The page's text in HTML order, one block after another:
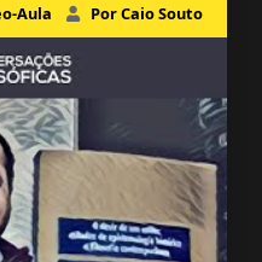
Aula Por Caio Souto